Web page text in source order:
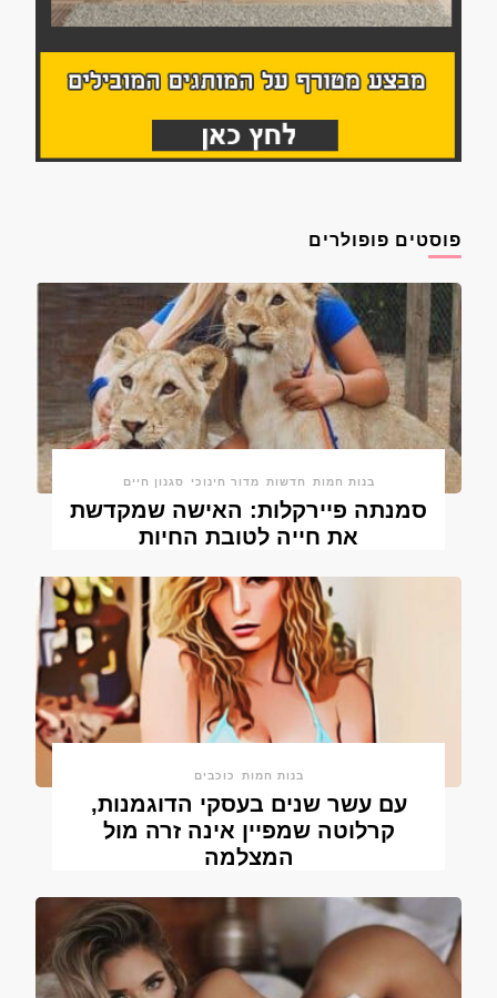
פוסטים פופולרים
בנות חמות חדשות מדור חינוכי סגנון חיים
סמנתה פיירקלות: האישה שמקדשת
את חייה לטובת החיות
בנות חמות כוכבים
עם עשר שנים בעסקי הדוגמנות,
קרלוטה שמפיין אינה זרה מול
המצלמה